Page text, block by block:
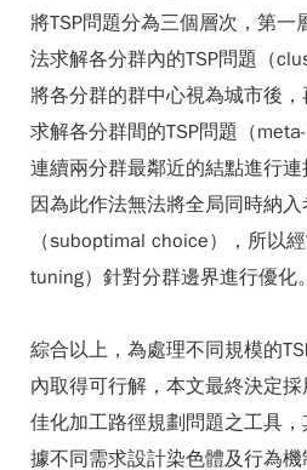
將TSP問題分為三個層次，第
法求解各分群內的TSP問題（
將各分群的群中心視為城市後
求解各分群間的TSP問題（
連續兩分群最鄰近的結點進行
因為此作法無法將全局同時納
（suboptimal choice），所以
tuning）針對分群邊界進行優化。
綜合以上，為處理不同規模的
內取得可行解，本文最終決定
佳化加工路徑規劃問題之工具
據不同需求設計染色體及行為